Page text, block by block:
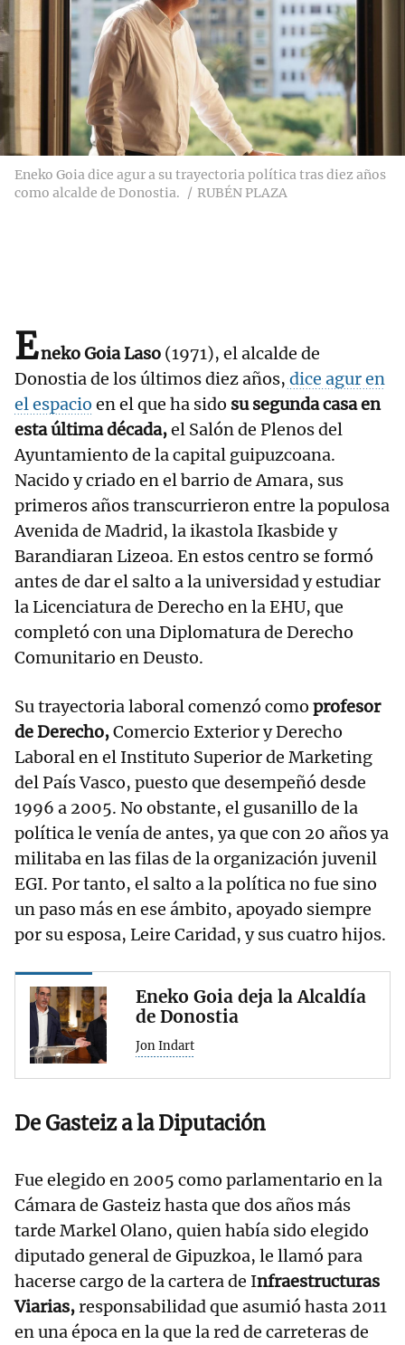
Eneko Goia dice agur a su trayectoria política tras diez años
como alcalde de Donostia.
RUBÉN PLAZA
Eneko Goia Laso (1971), el alcalde de
Donostia de los últimos diez años, dice agur en
el espacio en el que ha sido su segunda casa en
esta última década,el Salón de Plenos del
Ayuntamiento de la capital guipuzcoana.
Nacido y criado en el barrio de Amara, sus
primeros años transcurrieron entre la populosa
Avenida de Madrid, la ikastola Ikasbide y
Barandiaran Lizeoa. En estos centro se formó
antes de dar el salto a la universidad y estudiar
la Licenciatura de Derecho en la EHU, que
completó con una Diplomatura de Derecho
Comunitario en Deusto.
Su trayectoria laboral comenzó como profesor
de Derecho,Comercio Exterior y Derecho
Laboral en el Instituto Superior de Marketing
del País Vasco, puesto que desempeñó desde
1996 a 2005. No obstante, el gusanillo de la
política le venía de antes, ya que con 20 años ya
militaba en las filas de la organización juvenil
EGI. Por tanto, el salto a la política no fue sino
un paso más en ese ámbito, apoyado siempre
por su esposa, Leire Caridad, y sus cuatro hijos.
Eneko Goia deja la Alcaldía
de Donostia
Jon Indart
De Gasteiz a la Diputación
Fue elegido en 2005 como parlamentario en la
Cámara de Gasteiz hasta que dos años más
tarde Markel Olano, quien había sido elegido
diputado general de Gipuzkoa, le llamó para
hacerse cargo de la cartera de Infraestructuras
Viarias,responsabilidad que asumió hasta 2011
en una época en la que la red de carreteras de